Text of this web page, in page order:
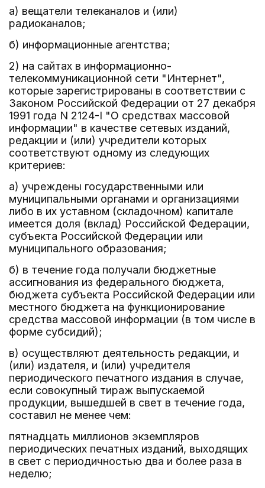
а) вещатели телеканалов и (или)
радиоканалов;
б) информационные агентства;
2) на сайтах в информационно-
телекоммуникационной сети "Интернет",
которые зарегистрированы в соответствии с
Законом Российской Федерации от 27 декабря
1991 года N 2124-I "О средствах массовой
информации" в качестве сетевых изданий,
редакции и (или) учредители которых
соответствуют одному из следующих
критериев:
а) учреждены государственными или
муниципальными органами и организациями
либо в их уставном (складочном) капитале
имеется доля (вклад) Российской Федерации,
субъекта Российской Федерации или
муниципального образования;
б) в течение года получали бюджетные
ассигнования из федерального бюджета,
бюджета субъекта Российской Федерации или
местного бюджета на функционирование
средства массовой информации (в том числе в
форме субсидий);
в) осуществляют деятельность редакции, и
(или) издателя, и (или) учредителя
периодического печатного издания в случае,
если совокупный тираж выпускаемой
продукции, вышедшей в свет в течение года,
составил не менее чем:
пятнадцать миллионов экземпляров
периодических печатных изданий, выходящих
в свет с периодичностью два и более раза в
неделю;